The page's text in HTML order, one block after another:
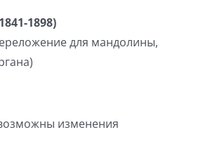
1898)
для мандолины,
изменения